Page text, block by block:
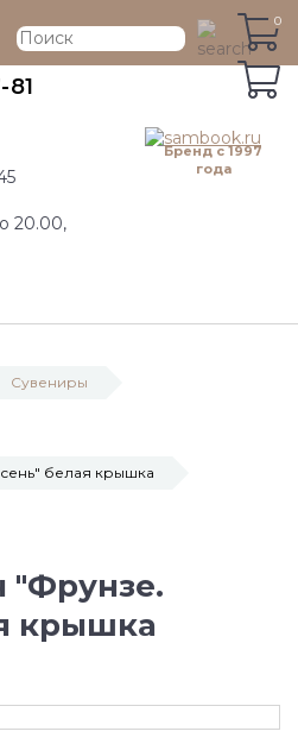
Бренд с 1997
года
20.00,
0
0
Сувениры
белая крышка
"Фрунзе.
крышка